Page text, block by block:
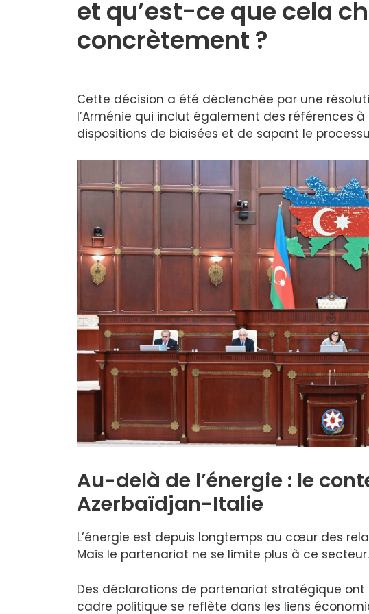
et qu’est-ce que cela
concrètement ?
Cette décision a été déclenchée par une
l’Arménie qui inclut également des références à
dispositions de biaisées et de sapant le
Au-delà de l’énergie : le
Azerbaïdjan-Italie
L’énergie est depuis longtemps au cœur des
Mais le partenariat ne se limite plus à ce secteur.
Des déclarations de partenariat stratégique ont
cadre politique se reflète dans les liens